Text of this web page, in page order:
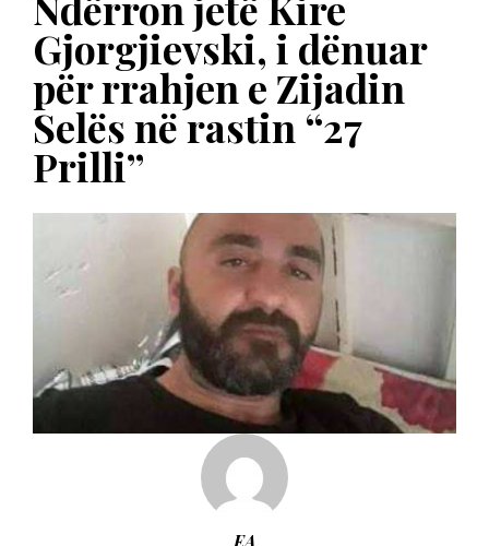
Gjorgjievski, i dënuar
për rrahjen e Zijadin
Selës në rastin “27
Prilli”
EA